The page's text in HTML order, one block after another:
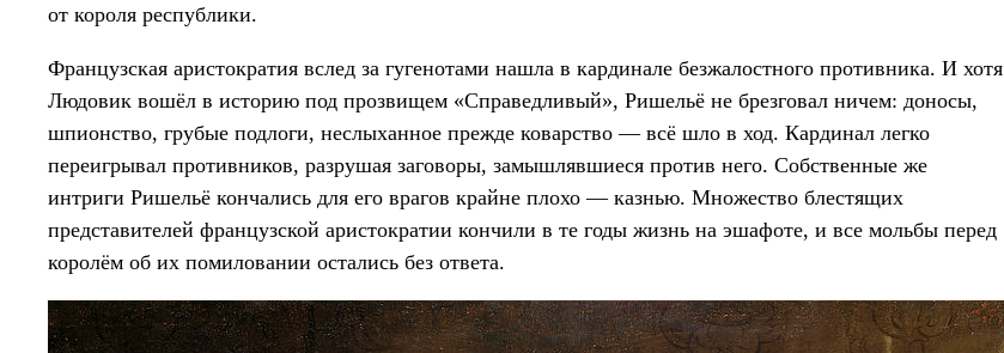
от короля республики.
Французская аристократия вслед за гугенотами нашла в кардинале безжалостного противника. И хотя
Людовик вошёл в историю под прозвищем «Справедливый», Ришельё не брезговал ничем: доносы,
шпионство, грубые подлоги, неслыханное прежде коварство — всё шло в ход. Кардинал легко
переигрывал противников, разрушая заговоры, замышлявшиеся против него. Собственные же
интриги Ришельё кончались для его врагов крайне плохо — казнью. Множество блестящих
представителей французской аристократии кончили в те годы жизнь на эшафоте, и все мольбы перед
королём об их помиловании остались без ответа.